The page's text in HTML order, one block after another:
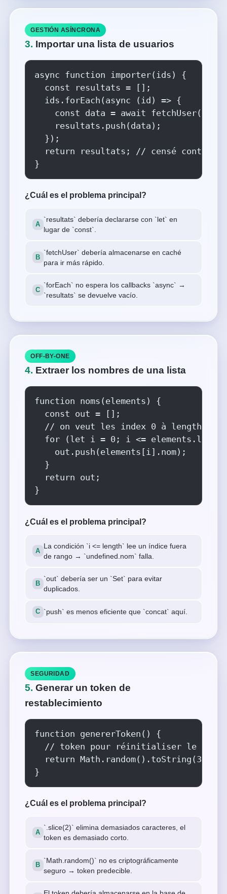
GESTIÓN ASÍNCRONA
3. Importar una lista de usuarios
async function importer(ids) {
  const resultats = [];
  ids.forEach(async (id) => {
    const data = await fetchUser(id);
    resultats.push(data);
  });
return resultats; // censé contenir
}
¿Cuál es el problema principal?
`resultats` debería declararse con `let` en
lugar de `const`.
`fetchUser` debería almacenarse en caché
para ir más rápido.
`forEach` no espera los callbacks `async` →
`resultats` se devuelve vacío.
OFF-BY-ONE
4. Extraer los nombres de una lista
function noms(elements) {
  const out = [];
  // on veut les index 0 à length-1
for (let i = 0; i <=
    out.push(elements[i].nom);
  }
  return out;
}
¿Cuál es el problema principal?
La condición `i <= length` lee un índice fuera
de rango → `undefined.nom` falla.
`out` debería ser un `Set` para evitar
duplicados.
`push` es menos eficiente que `concat` aquí.
SEGURIDAD
5. Generar un token de
restablecimiento
function genererToken() {
// token pour réinitialiser le mot
return
}
¿Cuál es el problema principal?
`.slice(2)` elimina demasiados caracteres, el
token es demasiado corto.
`Math.random()` no es criptográficamente
seguro → token predecible.